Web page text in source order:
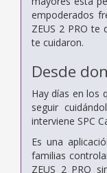
empoderados
ZEUS 2 PRO te
te cuidaron.
Desde
Hay días en los
seguir
interviene SPC
Es una
familias
ZEUS 2 PRO